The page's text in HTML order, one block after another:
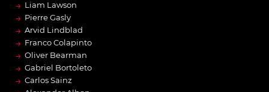
→ Liam Lawson
→ Pierre Gasly
→ Arvid Lindblad
→ Franco Colapinto
→ Oliver Bearman
→ Gabriel Bortoleto
→ Carlos Sainz